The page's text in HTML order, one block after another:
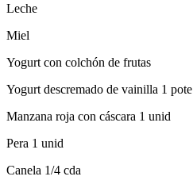
Leche
Miel
Yogurt con colchón de frutas
Yogurt descremado de vainilla 1 pote
Manzana roja con cáscara 1 unid
Pera 1 unid
Canela 1/4 cda